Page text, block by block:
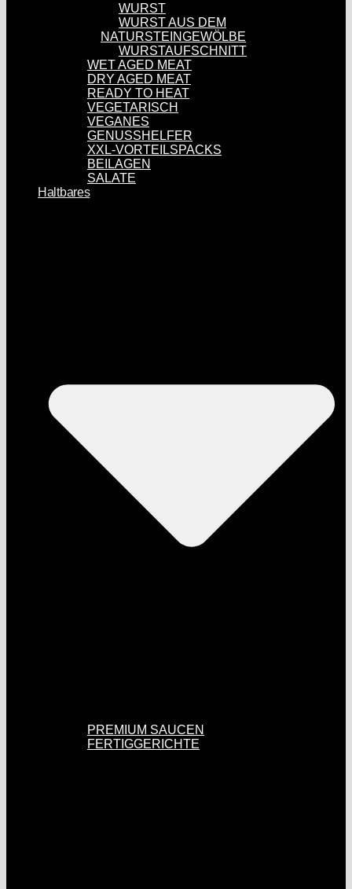
WURST
WURST AUS DEM
NATURSTEINGEWÖLBE
WURSTAUFSCHNITT
WET AGED MEAT
DRY AGED MEAT
READY TO HEAT
VEGETARISCH
VEGANES
GENUSSHELFER
XXL-VORTEILSPACKS
BEILAGEN
SALATE
Haltbares
PREMIUM SAUCEN
FERTIGGERICHTE